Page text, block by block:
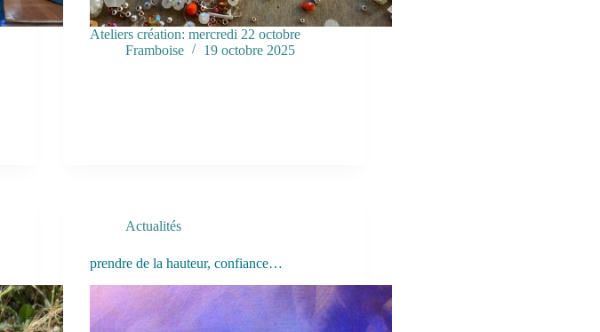
Ateliers création: mercredi 22 octobre
Framboise
19 octobre 2025
Actualités
prendre de la hauteur, confiance…